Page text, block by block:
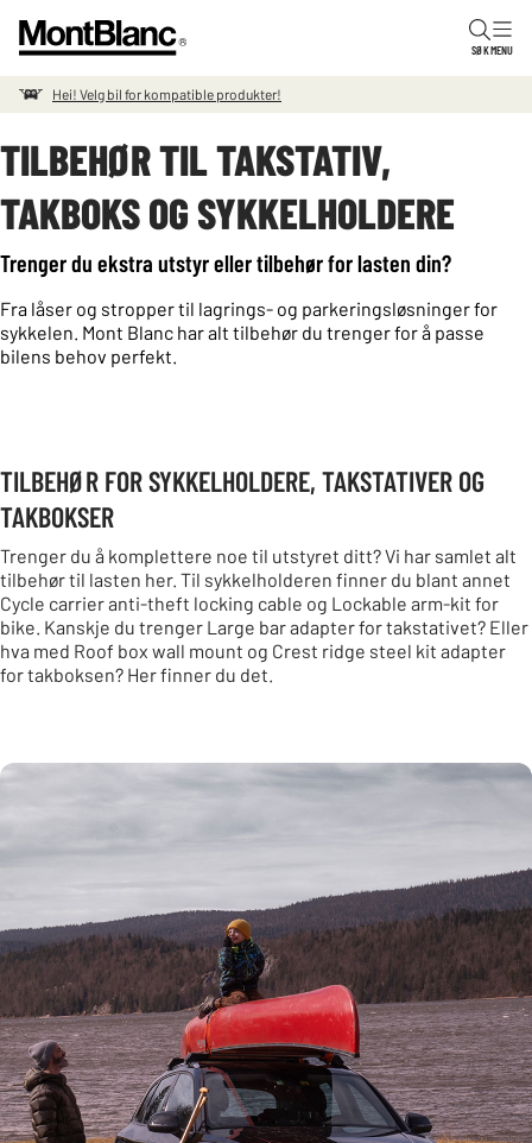
SØKMENU
Hei! Velg bil for kompatible produkter!
TILBEHØR TIL TAKSTATIV,
TAKBOKS OG SYKKELHOLDERE
Trenger du ekstra utstyr eller tilbehør for lasten din?
Fra låser og stropper til lagrings- og parkeringsløsninger for
sykkelen. Mont Blanc har alt tilbehør du trenger for å passe
bilens behov perfekt.
TILBEHØR FOR SYKKELHOLDERE, TAKSTATIVER OG
TAKBOKSER
Trenger du å komplettere noe til utstyret ditt? Vi har samlet alt
tilbehør til lasten her. Til sykkelholderen finner du blant annet
Cycle carrier anti-theft locking cable og Lockable arm-kit for
bike. Kanskje du trenger Large bar adapter for takstativet? Eller
hva med Roof box wall mount og Crest ridge steel kit adapter
for takboksen? Her finner du det.